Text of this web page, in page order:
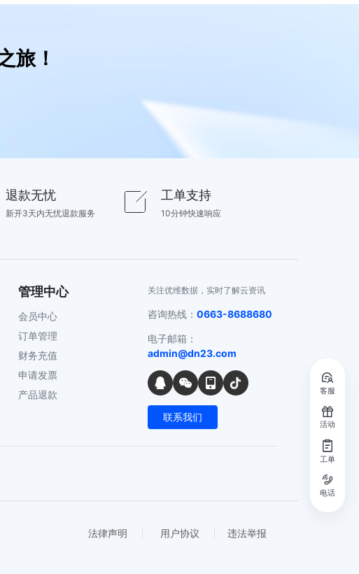
旅！
退款无忧
新开3天内无忧退款服务
工单支持
10分钟快速响应
管理中心
会员中心
订单管理
财务充值
申请发票
产品退款
关注优维数据，实时了解云资讯
咨询热线： 0663-8688680
电子邮箱：
admin@dn23.com
联系我们
法律声明 用户协议 违法举报
客服
活动
工单
电话